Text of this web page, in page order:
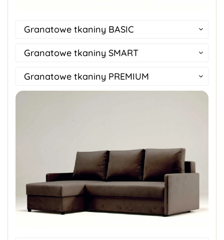
Granatowe tkaniny BASIC
Granatowe tkaniny SMART
Granatowe tkaniny PREMIUM